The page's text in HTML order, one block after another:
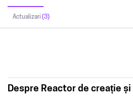
Actualizari (3)
Despre Reactor de creație